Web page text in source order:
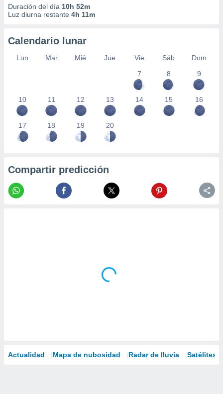
Duración del día 10h 52m
Luz diurna restante 4h 11m
Calendario lunar
Lun Mar Mié Jue Vie Sáb
Dom
7
8 9
10 11 12 13 14 15 16
17 18 19 20
Compartir predicción
Actualidad Mapa de nubosidad Radar de lluvia Satélites